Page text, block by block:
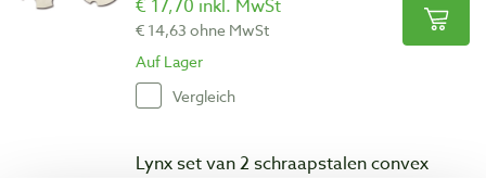
€ 17,70 inkl. MwSt
€ 14,63 ohne MwSt
Auf Lager
Vergleich
Lynx set van 2 schraapstalen convex